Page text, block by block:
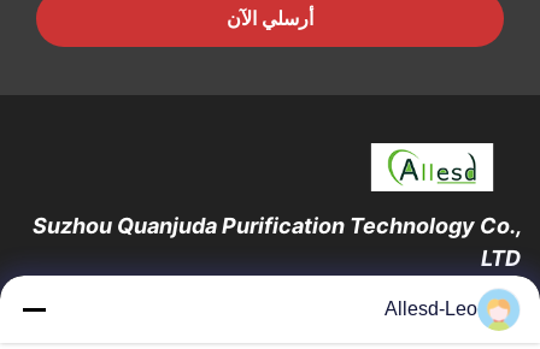
أرسلي الآن
Suzhou Quanjuda Purification Technology Co.,
LTD
16 عامًا من الخبرة ، بصفتنا مصنعًا ومصدرًا رائدًا لمنتجات البيئة والتنمية
المستدامة وغرف الأبحاث ، فإننا نقدم مجموعة كاملة من معدات
Allesd-Leo